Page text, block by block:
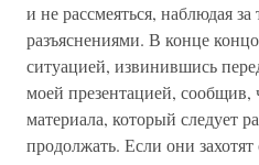
и не рассмеяться, наблюдая
разъяснениями. В конце
ситуацией, извинившись
моей презентацией, сообщив,
материала, который следует
продолжать. Если они